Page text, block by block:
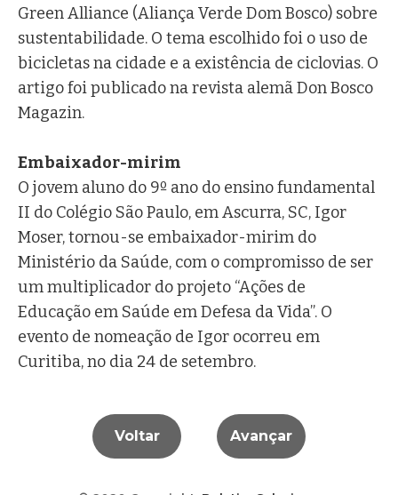
Green Alliance (Aliança Verde Dom Bosco) sobre
sustentabilidade. O tema escolhido foi o uso de
bicicletas na cidade e a existência de ciclovias. O
artigo foi publicado na revista alemã Don Bosco
Magazin.
Embaixador-mirim
O jovem aluno do 9º ano do ensino fundamental
II do Colégio São Paulo, em Ascurra, SC, Igor
Moser, tornou-se embaixador-mirim do
Ministério da Saúde, com o compromisso de ser
um multiplicador do projeto “Ações de
Educação em Saúde em Defesa da Vida”. O
evento de nomeação de Igor ocorreu em
Curitiba, no dia 24 de setembro.
Voltar Avançar